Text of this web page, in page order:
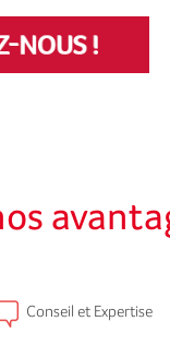
Conseil et Expertise